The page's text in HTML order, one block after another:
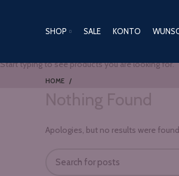
SHOP SALE KONTO
HOME
Nothing Found
Apologies, but no results were
Start typing to see products you are looking for.